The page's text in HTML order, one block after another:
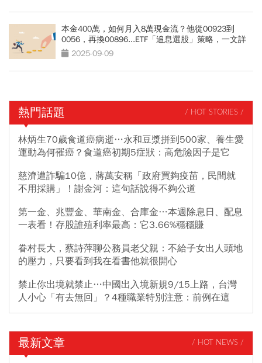
本金400萬，如何月入8萬現金流？他從00923到
0056，再換00896...ETF「追息選股」策略，一文詳
解 2025-09-09
熱門話題 / HOT STORIES /
林炳生70歲食道癌病逝…永和豆漿拼到500家、養生愛
運動為何罹癌？食道癌初期5症狀：高危險因子是它
慈濟遭詐騙10億，蔣萬安稱「政府買夠疫苗，民間就
不用採購」！謝金河：這句話說得不夠公道
第一金、兆豐金、華南金、合庫金…本週除息日、配息
一表看！存股誰殖利率最高：它3.66%穩穩賺
眷村長大，蔡詩萍聊公務員老父親：不給子女出人頭地
的壓力，只要看到我在看書他就很開心
禁止你出境就禁止…中國出入境新規9/15上路，台灣
人小心「有去無回」？4種職業特別注意：前例在這
最新文章 / HOT NEWS /